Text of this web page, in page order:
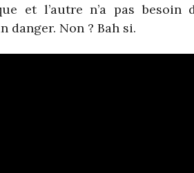
et l’autre n’a pas besoin
danger. Non ? Bah si.